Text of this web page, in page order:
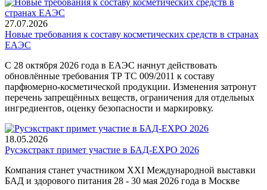
27.07.2026
Новые требования к составу косметических средств в странах
ЕАЭС
С 28 октября 2026 года в ЕАЭС начнут действовать
обновлённые требования ТР ТС 009/2011 к составу
парфюмерно-косметической продукции. Изменения затронут
перечень запрещённых веществ, ограничения для отдельных
ингредиентов, оценку безопасности и маркировку.
18.05.2026
Русэкстракт примет участие в БАД-EXPO 2026
Компания станет участником XXI Международной выставки
БАД и здорового питания 28 - 30 мая 2026 года в Москве